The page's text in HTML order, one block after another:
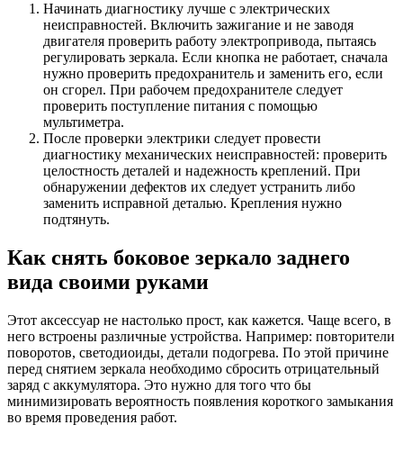
Начинать диагностику лучше с электрических
неисправностей. Включить зажигание и не заводя
двигателя проверить работу электропривода, пытаясь
регулировать зеркала. Если кнопка не работает, сначала
нужно проверить предохранитель и заменить его, если
он сгорел. При рабочем предохранителе следует
проверить поступление питания с помощью
мультиметра.
После проверки электрики следует провести
диагностику механических неисправностей: проверить
целостность деталей и надежность креплений. При
обнаружении дефектов их следует устранить либо
заменить исправной деталью. Крепления нужно
подтянуть.
Как снять боковое зеркало заднего
вида своими руками
Этот аксессуар не настолько прост, как кажется. Чаще всего, в
него встроены различные устройства. Например: повторители
поворотов, светодиоиды, детали подогрева. По этой причине
перед снятием зеркала необходимо сбросить отрицательный
заряд с аккумулятора. Это нужно для того что бы
минимизировать вероятность появления короткого замыкания
во время проведения работ.